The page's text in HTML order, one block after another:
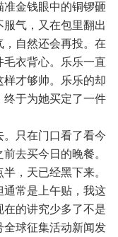
金钱眼中的铜锣砸
气，又在包里翻出
自然还会再投。在
毛衣背心。乐乐一直
样才够帅。乐乐的却
终于为她买定了一件
。只在门口看了看今
去买今日的晚餐。
，天已经黑下来。
通常是上午贴，我这
的讲究少多了不是
全球征集活动新闻发